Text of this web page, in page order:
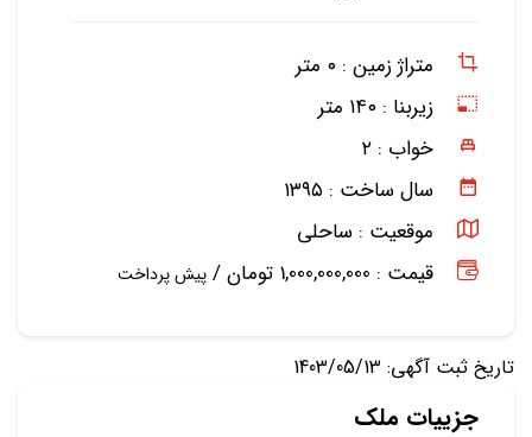
متراژ زمین : ۰ متر
زیربنا : ۱۴۰ متر
خواب : ۲
سال ساخت : ۱۳۹۵
موقعیت : ساحلی
قیمت : 1,000,000,000 تومان /
پیش پرداخت
تاریخ ثبت آگهی: 1403/05/13
جزییات ملک